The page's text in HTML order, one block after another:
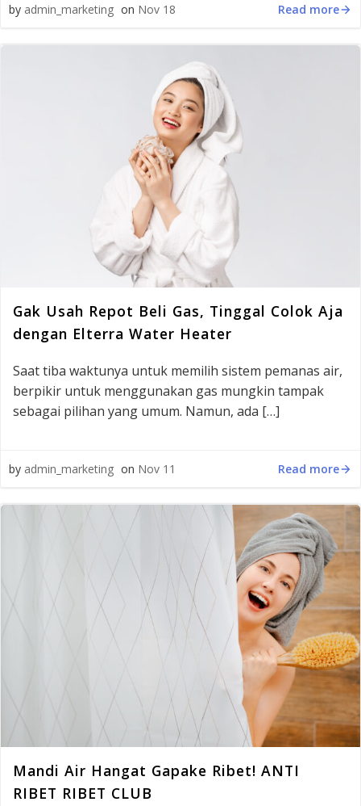
by admin_marketing on Nov 18 Read more
Gak Usah Repot Beli Gas, Tinggal Colok Aja
dengan Elterra Water Heater
Saat tiba waktunya untuk memilih sistem pemanas air,
berpikir untuk menggunakan gas mungkin tampak
sebagai pilihan yang umum. Namun, ada […]
by admin_marketing on Nov 11 Read more
Mandi Air Hangat Gapake Ribet! ANTI
RIBET RIBET CLUB